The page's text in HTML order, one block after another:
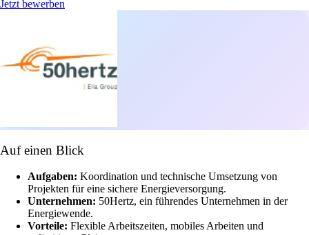
Jetzt bewerben
Auf einen Blick
Aufgaben: Koordination und technische Umsetzung von
Projekten für eine sichere Energieversorgung.
Unternehmen: 50Hertz, ein führendes Unternehmen in der
Energiewende.
Vorteile: Flexible Arbeitszeiten, mobiles Arbeiten und